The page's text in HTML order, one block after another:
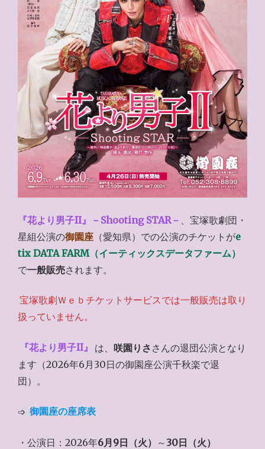
『花より男子II』－Shooting STAR－
、宝塚歌劇団・
星組公演の御園座 （愛知県）での公演のチケットがe
tix DATA FARM（イーティックスデータファーム）
で一般販売されます。
宝塚歌劇Ｗｅｂチケットサービスでは一般販売は取り
扱っていません。
『花より男子II』 は、咲園りさ さんの退団公演となり
ます（2026年6月30日の御園座公演千秋楽で退
団）。
➩ 御園座の座席表
・公演日：2026年6月9日（火） ～ 30日（火）